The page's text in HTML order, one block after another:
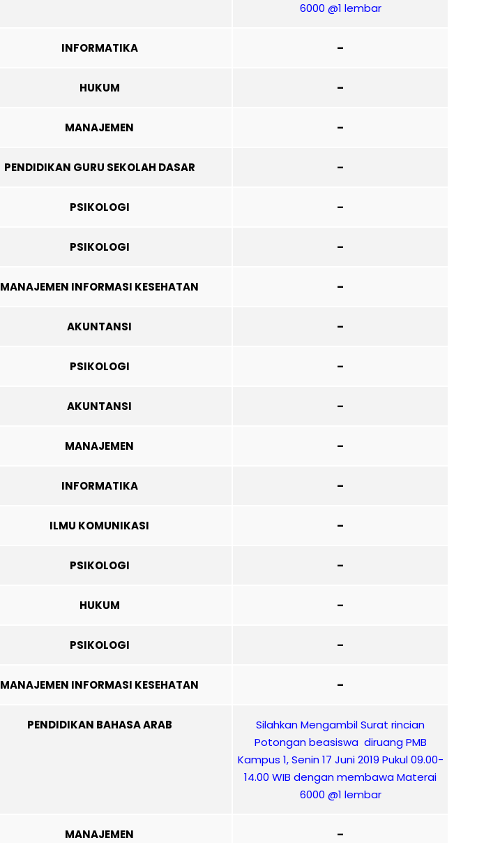
6000 @1 lembar
INFORMATIKA –
HUKUM –
MANAJEMEN –
PENDIDIKAN GURU SEKOLAH DASAR –
PSIKOLOGI –
PSIKOLOGI –
MANAJEMEN INFORMASI KESEHATAN –
AKUNTANSI –
PSIKOLOGI –
AKUNTANSI –
MANAJEMEN –
INFORMATIKA –
ILMU KOMUNIKASI –
PSIKOLOGI –
HUKUM –
PSIKOLOGI –
MANAJEMEN INFORMASI KESEHATAN –
PENDIDIKAN BAHASA ARAB
Silahkan Mengambil Surat rincian
Potongan beasiswa diruang PMB
Kampus 1, Senin 17 Juni 2019 Pukul 09.00-
14.00 WIB dengan membawa Materai
6000 @1 lembar
MANAJEMEN –